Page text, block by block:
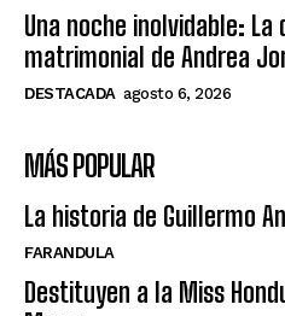
Una noche inolvidable:
matrimonial de Andrea
DESTACADA agosto 6, 2026
MÁS POPULAR
La historia de Guillermo
FARANDULA
Destituyen a la Miss